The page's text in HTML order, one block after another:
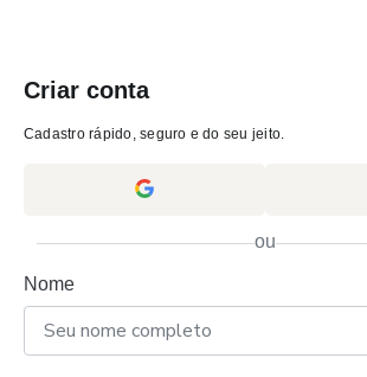
Criar conta
Cadastro rápido, seguro e do seu jeito.
ou
Nome